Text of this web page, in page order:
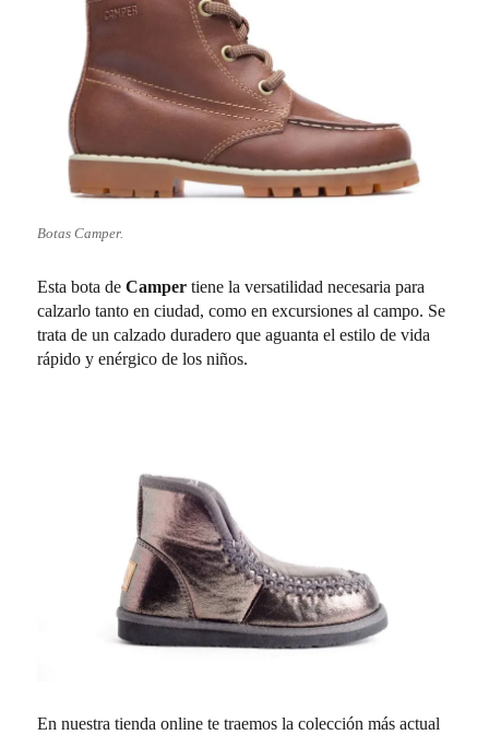
Botas Camper.
Esta bota deCampertiene la versatilidad necesaria para
calzarlo tanto en ciudad, como en excursiones al campo. Se
trata de un calzado duradero que aguanta el estilo de vida
rápido y enérgico de los niños.
En nuestra tienda online te traemos la colección más actual